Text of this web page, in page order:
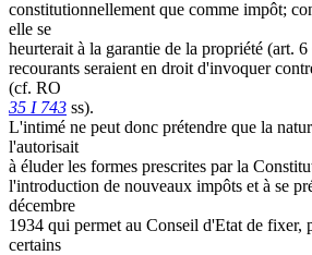
constitutionnellement que comme impôt;
elle se
heurterait à la garantie de la propriété (art.
recourants seraient en droit d'invoquer
(cf. RO
35 I 743 ss).
L'intimé ne peut donc prétendre que la
l'autorisait
à éluder les formes prescrites par la
l'introduction de nouveaux impôts et à se
décembre
1934 qui permet au Conseil d'Etat de fixer,
certains